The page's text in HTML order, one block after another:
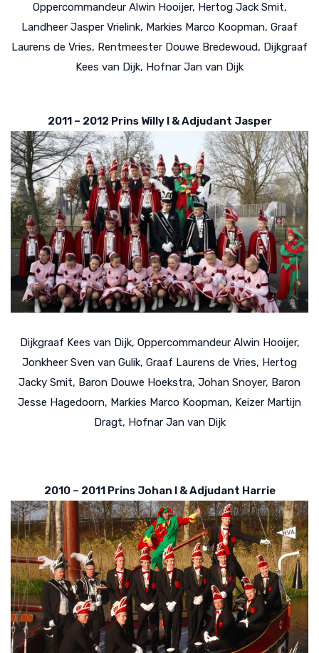
Oppercommandeur Alwin Hooijer, Hertog Jack Smit,
Landheer Jasper Vrielink, Markies Marco Koopman, Graaf
Laurens de Vries, Rentmeester Douwe Bredewoud, Dijkgraaf
Kees van Dijk, Hofnar Jan van Dijk
2011 – 2012 Prins Willy I & Adjudant Jasper
Dijkgraaf Kees van Dijk, Oppercommandeur Alwin Hooijer,
Jonkheer Sven van Gulik, Graaf Laurens de Vries, Hertog
Jacky Smit, Baron Douwe Hoekstra, Johan Snoyer, Baron
Jesse Hagedoorn, Markies Marco Koopman, Keizer Martijn
Dragt, Hofnar Jan van Dijk
2010 – 2011 Prins Johan I & Adjudant Harrie